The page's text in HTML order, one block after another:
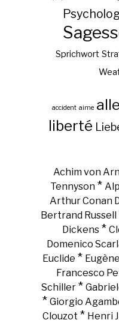
Sprichwort
accident aime
liberté
Achim von
Tennyson *
Arthur Conan
Bertrand Russell
Dickens *
Domenico
Euclide *
Francesco
Schiller *
* Giorgio
Clouzot * Henri